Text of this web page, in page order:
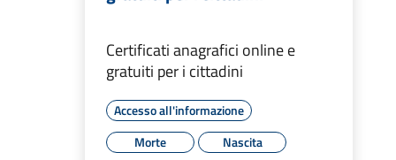
Certificati anagrafici online e
gratuiti per i cittadini
Accesso all'informazione
Morte
Nascita